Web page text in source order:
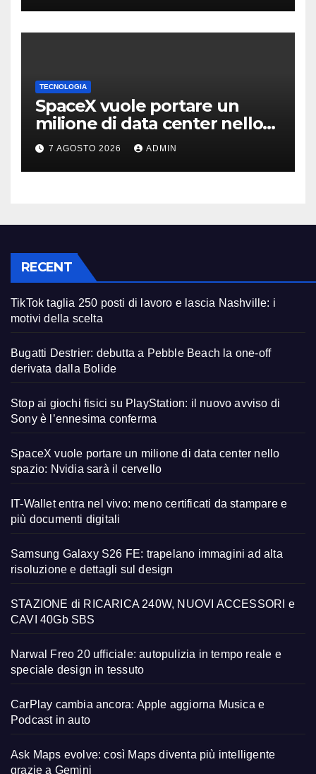
TECNOLOGIA
SpaceX vuole portare un
milione di data center nello
spazio: Nvidia sarà il cervello
7 AGOSTO 2026 ADMIN
RECENT
TikTok taglia 250 posti di lavoro e lascia Nashville: i
motivi della scelta
Bugatti Destrier: debutta a Pebble Beach la one-off
derivata dalla Bolide
Stop ai giochi fisici su PlayStation: il nuovo avviso di
Sony è l’ennesima conferma
SpaceX vuole portare un milione di data center nello
spazio: Nvidia sarà il cervello
IT-Wallet entra nel vivo: meno certificati da stampare e
più documenti digitali
Samsung Galaxy S26 FE: trapelano immagini ad alta
risoluzione e dettagli sul design
STAZIONE di RICARICA 240W, NUOVI ACCESSORI e
CAVI 40Gb SBS
Narwal Freo 20 ufficiale: autopulizia in tempo reale e
speciale design in tessuto
CarPlay cambia ancora: Apple aggiorna Musica e
Podcast in auto
Ask Maps evolve: così Maps diventa più intelligente
grazie a Gemini